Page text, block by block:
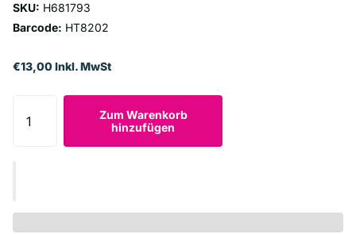
SKU: H681793
Barcode: HT8202
€13,00 Inkl. MwSt
Zum Warenkorb
hinzufügen